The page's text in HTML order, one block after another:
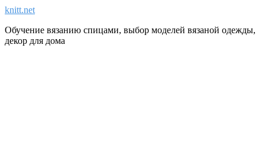
knitt.net
Обучение вязанию спицами, выбор моделей вязаной одежды,
декор для дома